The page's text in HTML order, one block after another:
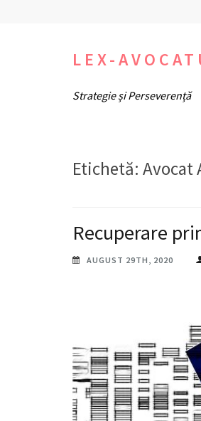
LEX-
Strategie și Perseverență
Etichetă: Avocat
Recuperare
AUGUST 29TH, 2020